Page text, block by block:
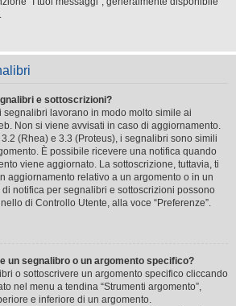
e sottoscrizioni?
segnalibri lavorano in modo molto simile ai
Non si viene avvisati in caso di aggiornamento.
(Rhea) e 3.3 (Proteus), i segnalibri sono simili
È possibile ricevere una notifica quando
viene aggiornato. La sottoscrizione, tuttavia, ti
aggiornamento relativo a un argomento o in un
notifica per segnalibri e sottoscrizioni possono
di Controllo Utente, alla voce “Preferenze”.
un segnalibro o un argomento specifico?
o sottoscrivere un argomento specifico cliccando
nel menu a tendina “Strumenti argomento”,
e inferiore di un argomento.